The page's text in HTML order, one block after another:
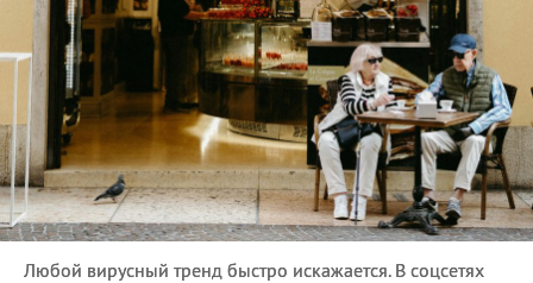
Любой вирусный тренд быстро искажается. В соцсетях